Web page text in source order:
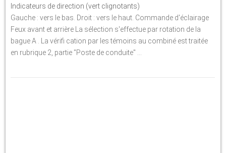
Indicateurs de direction (vert clignotants)
Gauche : vers le bas. Droit : vers le haut. Commande d'éclairage
Feux avant et arrière La sélection s'effectue par rotation de la
bague A . La vérifi cation par les témoins au combiné est traitée
en rubrique 2, partie "Poste de conduite" ...